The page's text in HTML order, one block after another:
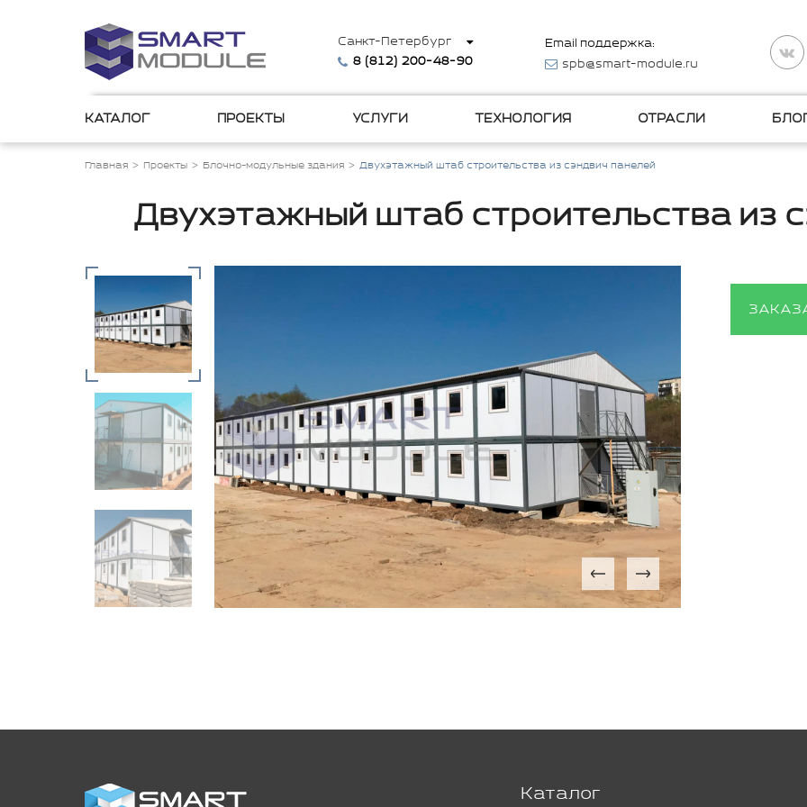
Санкт-Петербург
8 (812) 200-48-90
Email поддержка:
spb@smart-module.ru
КАТАЛОГ ПРОЕКТЫ УСЛУГИ ТЕХНОЛОГИЯ ОТРАСЛИ
Главная Проекты Блочно-модульные здания Двухэтажный штаб строительства из сэндвич панелей
Двухэтажный штаб строительства из
Каталог